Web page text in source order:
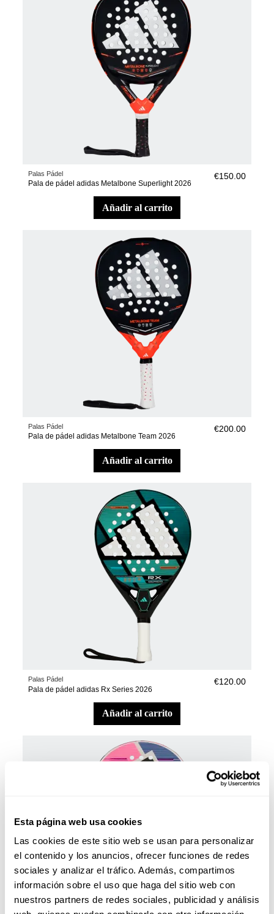
Esta página web usa cookies
Las cookies de este sitio web se usan para personalizar
el contenido y los anuncios, ofrecer funciones de redes
sociales y analizar el tráfico. Además, compartimos
información sobre el uso que haga del sitio web con
nuestros partners de redes sociales, publicidad y análisis
Palas Pádel
Pala de pádel adidas Metalbone Superlight 2026
€150.00
añadir al carrito
Palas Pádel
Pala de pádel adidas Metalbone Team 2026
€200.00
añadir al carrito
Palas Pádel
Pala de pádel adidas Rx Series 2026
€120.00
añadir al carrito